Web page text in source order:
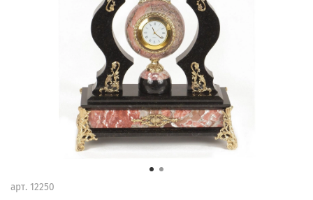
арт. 12250